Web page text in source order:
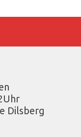
Dilsberg